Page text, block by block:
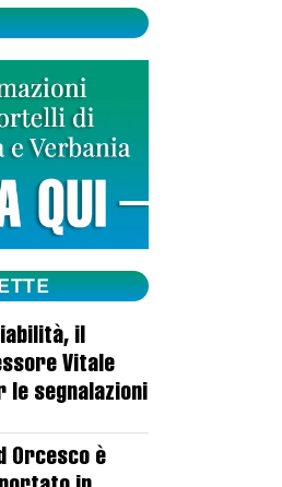
il
Vitale
le segnalazioni
Orcesco è